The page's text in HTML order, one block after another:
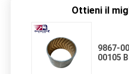
Ottieni il
9867-
00105